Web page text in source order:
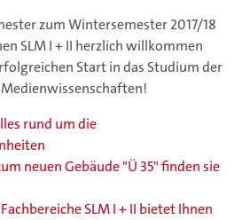
zum Wintersemester 2017/18
SLM I + II herzlich willkommen
Start in das Studium der
rund um die
neuen Gebäude "Ü 35" finden sie
SLM I + II bietet Ihnen